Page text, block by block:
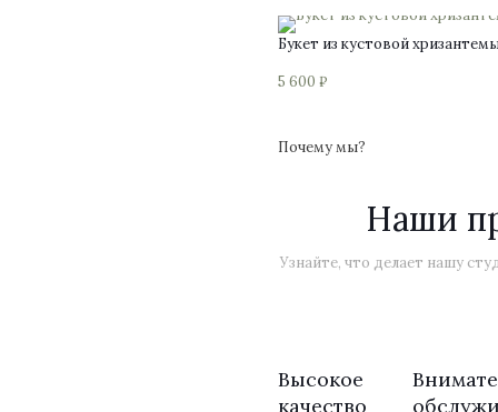
Букет из кустовой
5 600 ₽
Почему мы?
Наши
Узнайте, что делает нашу
Высокое
качество